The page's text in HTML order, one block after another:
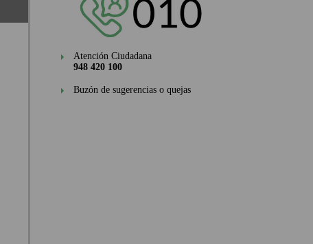
Atención Ciudadana
948 420 100
Buzón de sugerencias o quejas